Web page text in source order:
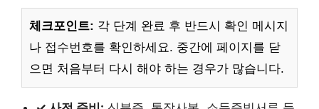
체크포인트: 각 단계 완료 후 반드시 확인 메시지
나 접수번호를 확인하세요. 중간에 페이지를 닫
으면 처음부터 다시 해야 하는 경우가 많습니다.